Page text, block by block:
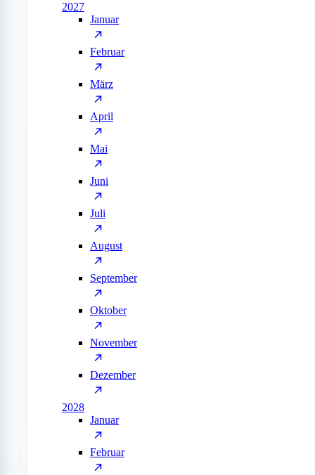
2027
Januar
Februar
März
April
Mai
Juni
Juli
August
September
Oktober
November
Dezember
2028
Januar
Februar